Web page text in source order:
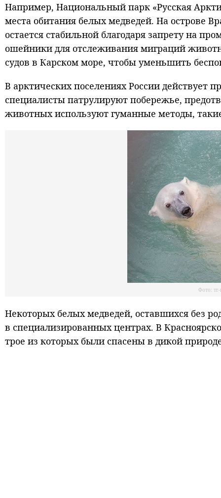
Например, Национальный парк «Русская
места обитания белых медведей. На острове
остается стабильной благодаря запрету на
ошейники для отслеживания миграций
судов в Карском море, чтобы уменьшить
В арктических поселениях России
специалисты патрулируют побережье,
животных используют гуманные методы,
Фото:
Некоторых белых медведей, оставшихся без
в специализированных центрах. В
трое из которых были спасены в дикой